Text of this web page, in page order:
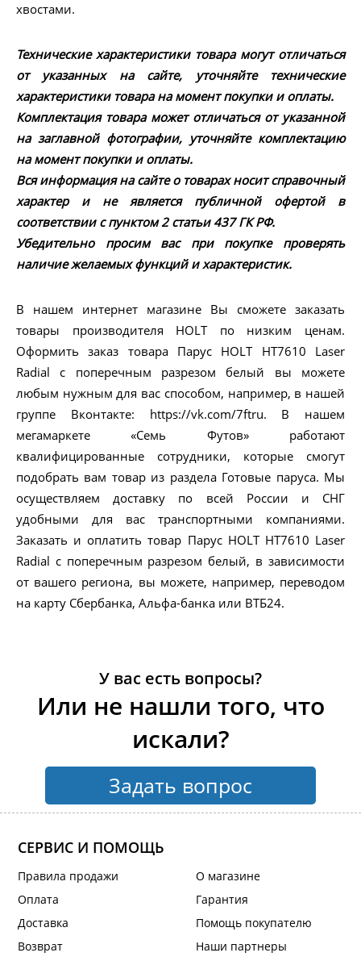
хвостами.
Технические характеристики товара могут отличаться
от указанных на сайте, уточняйте технические
характеристики товара на момент покупки и оплаты.
Комплектация товара может отличаться от указанной
на заглавной фотографии, уточняйте комплектацию
на момент покупки и оплаты.
Вся информация на сайте о товарах носит справочный
характер и не является публичной офертой в
соответствии с пунктом 2 статьи 437 ГК РФ.
Убедительно просим вас при покупке проверять
наличие желаемых функций и характеристик.
В нашем интернет магазине Вы сможете заказать
товары производителя HOLT по низким ценам.
Оформить заказ товара Парус HOLT HT7610 Laser
Radial с поперечным разрезом белый вы можете
любым нужным для вас способом, например, в нашей
группе Вконтакте: https://vk.com/7ftru. В нашем
мегамаркете «Семь Футов» работают
квалифицированные сотрудники, которые смогут
подобрать вам товар из раздела Готовые паруса. Мы
осуществляем доставку по всей России и СНГ
удобными для вас транспортными компаниями.
Заказать и оплатить товар Парус HOLT HT7610 Laser
Radial с поперечным разрезом белый, в зависимости
от вашего региона, вы можете, например, переводом
на карту Сбербанка, Альфа-банка или ВТБ24.
У вас есть вопросы?
Или не нашли того, что
искали?
Задать вопрос
СЕРВИС И ПОМОЩЬ
Правила продажи
Оплата
Доставка
Возврат
О магазине
Гарантия
Помощь покупателю
Наши партнеры